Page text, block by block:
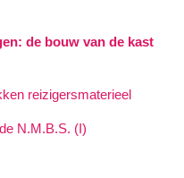
de bouw van de kast
reizigersmaterieel
N.M.B.S. (I)